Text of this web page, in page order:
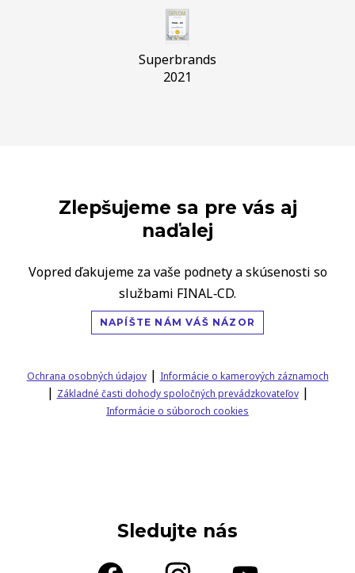
Superbrands
2021
Zlepšujeme sa pre vás aj
naďalej
Vopred ďakujeme za vaše podnety a skúsenosti so
službami FINAL‑CD.
NAPÍŠTE NÁM VÁŠ NÁZOR
Ochrana osobných údajov| Informácie o kamerových záznamoch
| Základné časti dohody spoločných prevádzkovateľov|
Informácie o súboroch cookies
Sledujte nás